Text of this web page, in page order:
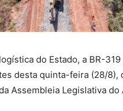
do Estado, a BR-
desta quinta-feira (28/8),
Assembleia Legislativa do